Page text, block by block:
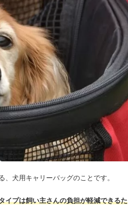
犬用キャリーバッグのことです。
イプは飼い主さんの負担が軽減できるた